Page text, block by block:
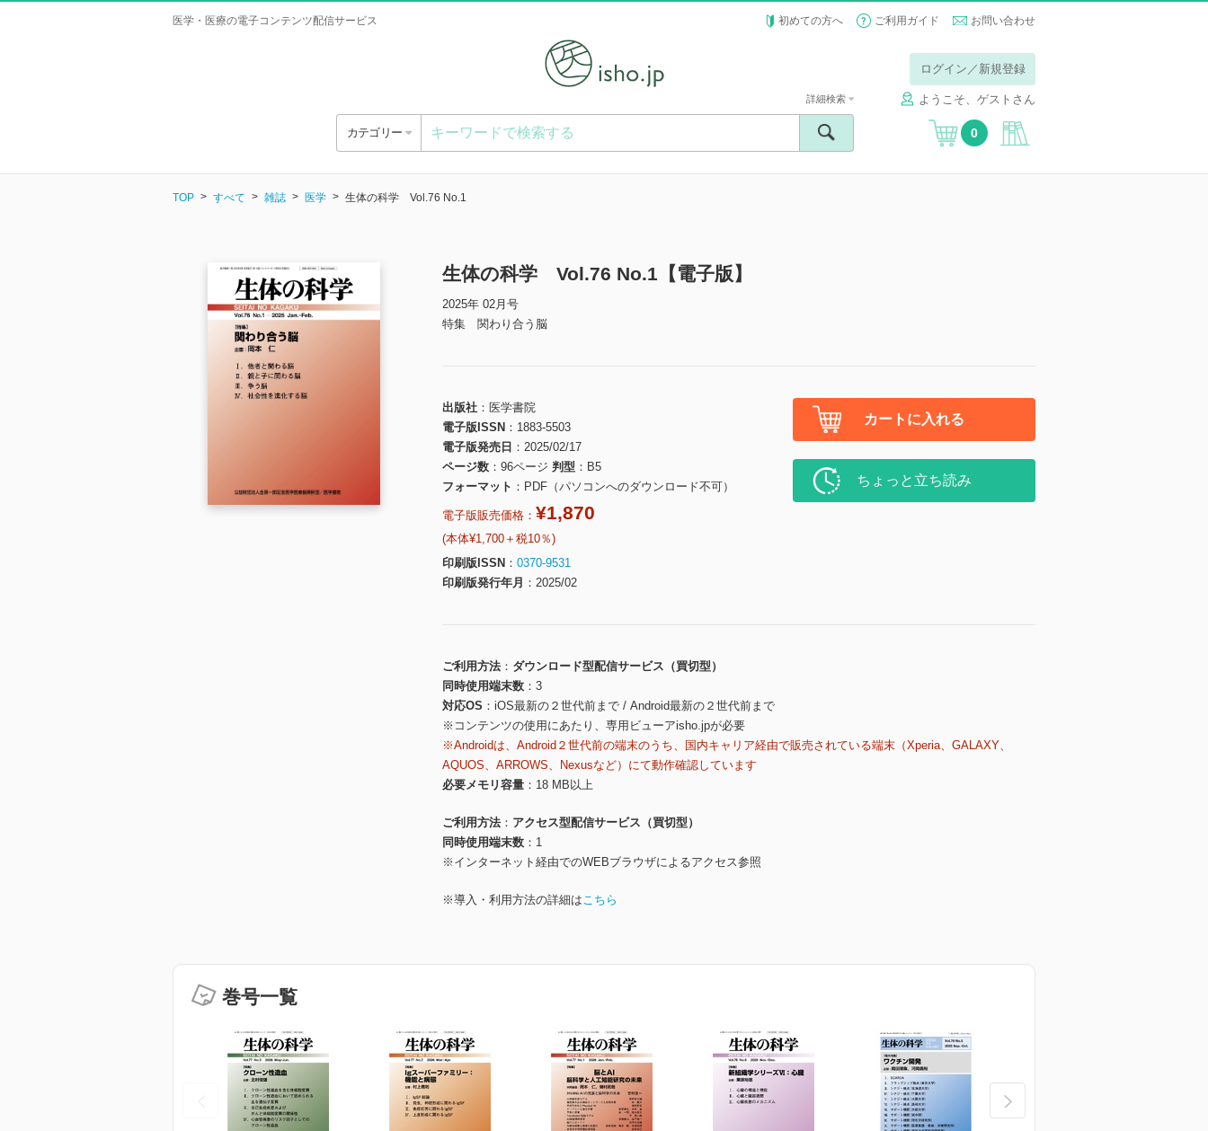
医学・医療の電子コンテンツ配信サービス 初めての方へ ご利用ガイド お問い合わせ
ログイン／新規登録
ようこそ、ゲストさん
カテゴリー
詳細検索
0
TOP すべて 雑誌 医学 生体の科学 Vol.76 No.1
生体の科学 Vol.76 No.1【電子版】
2025年 02月号
特集 関わり合う脳
出版社
医学書院
電子版ISSN
1883-5503
電子版発売日
2025/02/17
ページ数
96ページ 判型
B5
フォーマット
PDF（パソコンへのダウンロード不可）
電子版販売価格： ¥1,870
(本体¥1,700＋税10％)
印刷版ISSN
0370-9531
印刷版発行年月
2025/02
カートに入れる
ちょっと立ち読み
ご利用方法
ダウンロード型配信サービス（買切型）
同時使用端末数
3
対応OS
iOS最新の２世代前まで / Android最新の２世代前まで
※コンテンツの使用にあたり、専用ビューアisho.jpが必要
※Androidは、Android２世代前の端末のうち、国内キャリア経由で販売されている端末（Xperia、GALAXY、
AQUOS、ARROWS、Nexusなど）にて動作確認しています
必要メモリ容量
18 MB以上
ご利用方法
アクセス型配信サービス（買切型）
同時使用端末数
1
※インターネット経由でのWEBブラウザによるアクセス参照
※導入・利用方法の詳細はこちら
巻号一覧